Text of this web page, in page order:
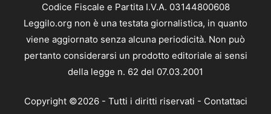
Codice Fiscale e Partita I.V.A. 03144800608
Leggilo.org non è una testata giornalistica, in quanto
viene aggiornato senza alcuna periodicità. Non può
pertanto considerarsi un prodotto editoriale ai sensi
della legge n. 62 del 07.03.2001
Copyright ©2026 - Tutti i diritti riservati - Contattaci